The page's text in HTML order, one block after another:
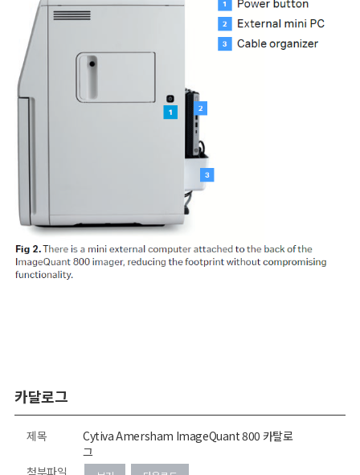
카달로그
제목
Cytiva Amersham ImageQuant 800 카탈로
그